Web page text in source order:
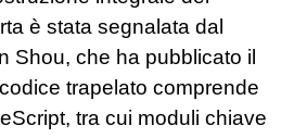
è stata segnalata dal
Shou, che ha pubblicato il
trapelato comprende
tra cui moduli chiave